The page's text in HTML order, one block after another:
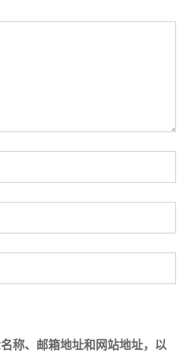
称、邮箱地址和网站地址，以